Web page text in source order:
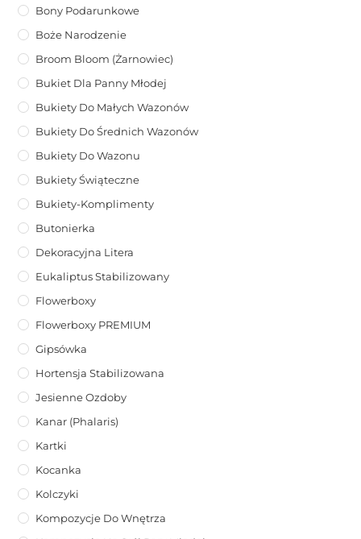
Bony Podarunkowe
Boże Narodzenie
Broom Bloom (żarnowiec)
Bukiet Dla Panny Młodej
Bukiety Do Małych Wazonów
Bukiety Do Średnich Wazonów
Bukiety Do Wazonu
Bukiety Świąteczne
Bukiety-Komplimenty
Butonierka
Dekoracyjna Litera
Eukaliptus Stabilizowany
Flowerboxy
Flowerboxy PREMIUM
Gipsówka
Hortensja Stabilizowana
Jesienne Ozdoby
Kanar (phalaris)
Kartki
Kocanka
Kolczyki
Kompozycje Do Wnętrza